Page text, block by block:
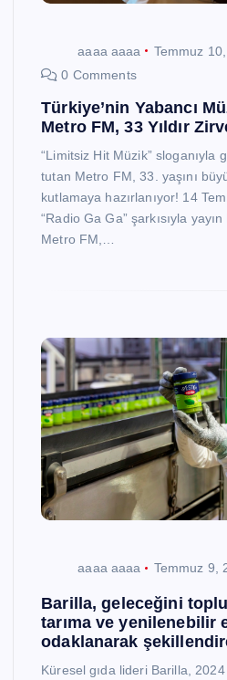
aaaa aaaa
Temmuz
0 Comments
Türkiye’nin Yabancı
Metro FM, 33 Yıldır
“Limitsiz Hit Müzik” sloganıyla
tutan Metro FM, 33. yaşını
kutlamaya hazırlanıyor! 14
“Radio Ga Ga” şarkısıyla
Metro FM,…
aaaa aaaa Temmuz 9,
Barilla, geleceğini
tarıma ve yenilenebilir
odaklanarak
Küresel gıda lideri Barilla,